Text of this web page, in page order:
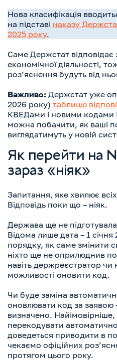
Нова класифікація
на підставі наказу
2025 року.
Саме Держстат відповідає
економічної діяльності,
роз’яснення будуть від
Важливо: Держстат уже
2026 року) таблицю
КВЕДами і новими кодами
можна побачити, як ваші
виглядатимуть у новій
Як перейти на
зараз «ніяк»
Запитання, яке хвилює
Відповідь поки що – ніяк.
Держава ще не
Відома лише дата – 1 січня
порядку, як саме змінити
ніхто ще не оприлюднив
навіть держреєстратор чи
можливості оновити код.
Чи буде заміна
оновлювати код за заявою
визначено.
перекодувати
доведеться приводити в
чекаємо офіційних
протягом цього року.